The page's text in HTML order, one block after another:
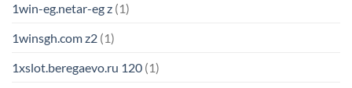
1win-eg.netar-eg z (1)
1winsgh.com z2 (1)
1xslot.beregaevo.ru 120 (1)